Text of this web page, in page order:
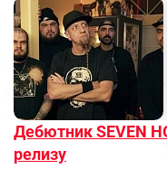
Дебютник SEVEN
релизу